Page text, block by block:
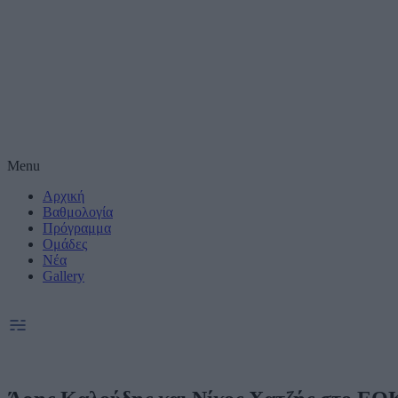
Menu
Αρχική
Βαθμολογία
Πρόγραμμα
Ομάδες
Νέα
Gallery